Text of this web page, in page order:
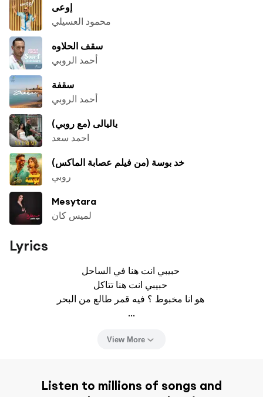
إوعى
محمود العسيلي
سقف الحلاوه
أحمد الروبي
سقفة
أحمد الروبي
ياليالى (مع روبي)
احمد سعد
خد بوسة (من فيلم عصابة الماكس)
روبي
Mesytara
لميس كان
Lyrics
حبيبي انت هنا في الساحل
حبيبي انت هنا تتاكل
هو انا مخبوط ؟ فيه قمر طالع من البحر
...
View More
Listen to millions of songs and